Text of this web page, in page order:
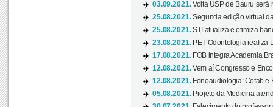
03.09.2021.Volta USP de Bauru será
25.08.2021.Segunda edição virtual
25.08.2021.STI atualiza e otimiza
23.08.2021. PET Odontologia realiza
17.08.2021. FOB integra Academia
12.08.2021.Vem aí Congresso e
12.08.2021. Fonoaudiologia: Cofab e
05.08.2021. Projeto da Medicina